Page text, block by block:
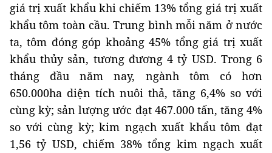
giá trị xuất khẩu khi chiếm 13% tổng giá trị xuất
khẩu tôm toàn cầu. Trung bình mỗi năm ở nước
ta, tôm đóng góp khoảng 45% tổng giá trị xuất
khẩu thủy sản, tương đương 4 tỷ USD. Trong 6
tháng đầu năm nay, ngành tôm có hơn
650.000ha diện tích nuôi thả, tăng 6,4% so với
cùng kỳ; sản lượng ước đạt 467.000 tấn, tăng 4%
so với cùng kỳ; kim ngạch xuất khẩu tôm đạt
1,56 tỷ USD, chiếm 38% tổng kim ngạch xuất